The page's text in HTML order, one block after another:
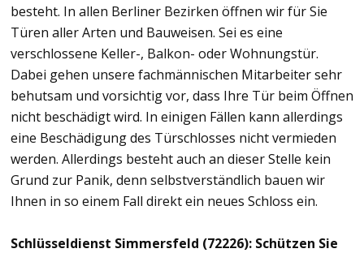
besteht. In allen Berliner Bezirken öffnen wir für Sie
Türen aller Arten und Bauweisen. Sei es eine
verschlossene Keller-, Balkon- oder Wohnungstür.
Dabei gehen unsere fachmännischen Mitarbeiter sehr
behutsam und vorsichtig vor, dass Ihre Tür beim Öffnen
nicht beschädigt wird. In einigen Fällen kann allerdings
eine Beschädigung des Türschlosses nicht vermieden
werden. Allerdings besteht auch an dieser Stelle kein
Grund zur Panik, denn selbstverständlich bauen wir
Ihnen in so einem Fall direkt ein neues Schloss ein.
Schlüsseldienst Simmersfeld (72226): Schützen Sie